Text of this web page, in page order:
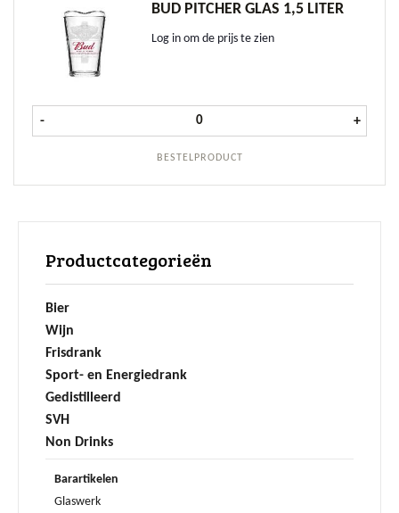
BUD PITCHER GLAS 1,5 LITER
Log in om de prijs te zien
BESTELPRODUCT
- Bud Pitcher Glas 1,5 liter aantal
+
Productcategorieën
Bier
Wijn
Frisdrank
Sport- en Energiedrank
Gedistilleerd
SVH
Non Drinks
Barartikelen
Glaswerk